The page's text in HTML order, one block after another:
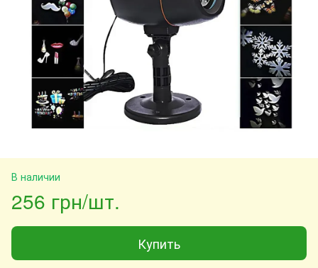
В наличии
256 грн/шт.
Купить